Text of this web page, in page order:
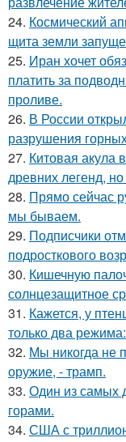
24. Космический
щита земли
25. Иран хочет
платить за
проливе.
26. В России
разрушения
27. Китовая акула
древних легенд,
28. Прямо сейчас
мы бываем.
29. Подписчики
подросткового
30. Кишечную
солнцезащитное
31. Кажется, у
только два режима:
32. Мы никогда не
оружие, - трамп.
33. Один из самых
горами.
34. США с